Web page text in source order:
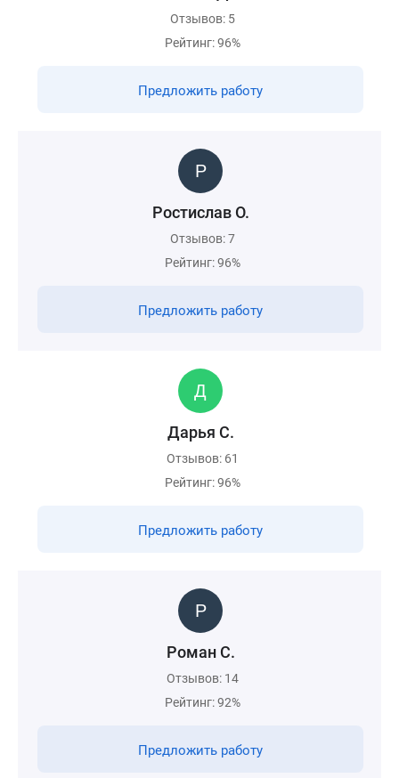
Отзывов: 5
Рейтинг: 96%
Предложить работу
Ростислав О.
Отзывов: 7
Рейтинг: 96%
Предложить работу
Дарья С.
Отзывов: 61
Рейтинг: 96%
Предложить работу
Роман С.
Отзывов: 14
Рейтинг: 92%
Предложить работу